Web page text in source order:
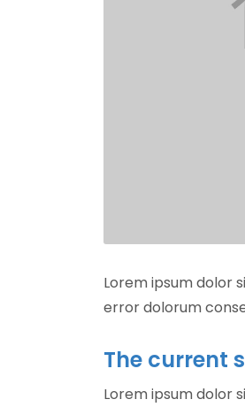
Lorem ipsum dolor
error dolorum
The current
Lorem ipsum dolor